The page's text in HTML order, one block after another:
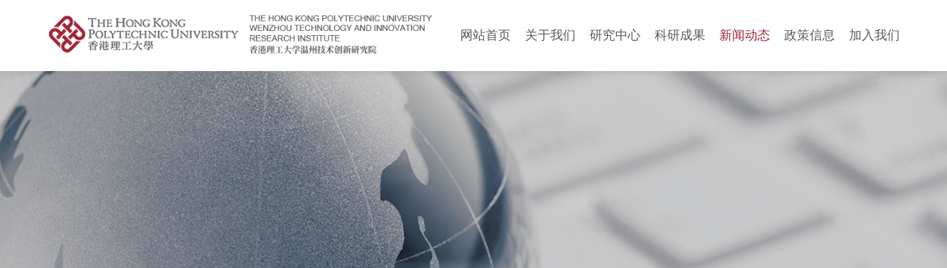
网站首页 关于我们 研究中心 科研成果 新闻动态 政策信息 加入我们